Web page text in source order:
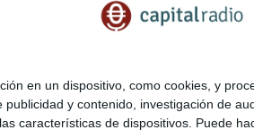
en un dispositivo, como cookies, y
y contenido, investigación de
características de dispositivos. Puede